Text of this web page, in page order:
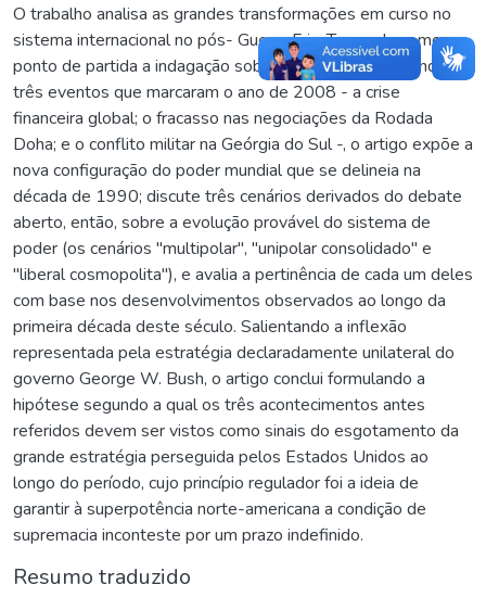
O trabalho analisa as grandes transformações em curso no
sistema internacional no pós- Guerra Fria. Tomando como
ponto de partida a indagação sobre o significado profundo de
três eventos que marcaram o ano de 2008 - a crise
financeira global; o fracasso nas negociações da Rodada
Doha; e o conflito militar na Geórgia do Sul -, o artigo expõe a
nova configuração do poder mundial que se delineia na
década de 1990; discute três cenários derivados do debate
aberto, então, sobre a evolução provável do sistema de
poder (os cenários "multipolar", "unipolar consolidado" e
"liberal cosmopolita"), e avalia a pertinência de cada um deles
com base nos desenvolvimentos observados ao longo da
primeira década deste século. Salientando a inflexão
representada pela estratégia declaradamente unilateral do
governo George W. Bush, o artigo conclui formulando a
hipótese segundo a qual os três acontecimentos antes
referidos devem ser vistos como sinais do esgotamento da
grande estratégia perseguida pelos Estados Unidos ao
longo do período, cujo princípio regulador foi a ideia de
garantir à superpotência norte-americana a condição de
supremacia inconteste por um prazo indefinido.
Resumo traduzido